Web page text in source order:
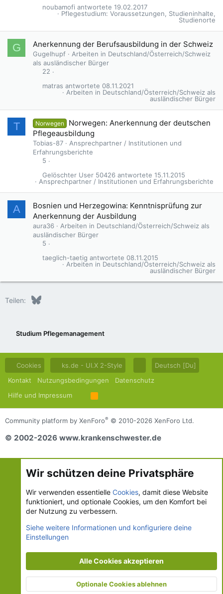
Pflegestudium: Voraussetzungen, Studieninhalte,
Studienorte
19.02.2017
noubamofi
G Anerkennung der Berufsausbildung in der Schweiz
Gugelhupf
Arbeiten in Deutschland/Österreich/Schweiz
als ausländischer Bürger
22
Arbeiten in Deutschland/Österreich/Schweiz als
ausländischer Bürger
08.11.2021
matras
T Norwegen
Norwegen: Anerkennung der deutschen
Pflegeausbildung
Tobias-87
Ansprechpartner / Institutionen und
Erfahrungsberichte
5
Ansprechpartner / Institutionen und Erfahrungsberichte
15.11.2015
Gelöschter User 50426
A
Bosnien und Herzegowina: Kenntnisprüfung zur
Anerkennung der Ausbildung
aura36
Arbeiten in Deutschland/Österreich/Schweiz als
ausländischer Bürger
5
Arbeiten in Deutschland/Österreich/Schweiz als
ausländischer Bürger
08.11.2015
taeglich-taetig
Teilen: Bluesky
Studium Pflegemanagement
Cookies ks.de - UI.X 2-Style
Deutsch [Du]
Kontakt
Nutzungsbedingungen
Datenschutz
Hilfe und Impressum
R
S
S
Community platform by XenForo® © 2010-2026 XenForo Ltd.
© 2002-2026 www.krankenschwester.de
Wir schützen deine Privatsphäre
Wir verwenden essentielle Cookies, damit diese Website
funktioniert, und optionale Cookies, um den Komfort bei
der Nutzung zu verbessern.
Siehe weitere Informationen und konfiguriere deine
Einstellungen
Alle Cookies akzeptieren
Optionale Cookies ablehnen